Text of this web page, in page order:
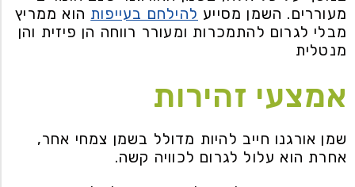
מעוררים. השמן מסייע להילחם בעייפות הוא ממריץ
מבלי לגרום להתמכרות ומעורר רווחה הן פיזית והן
מנטלית
אמצעי זהירות
שמן אורגנו חייב להיות מדולל בשמן צמחי אחר,
אחרת הוא עלול לגרום לכוויה קשה.